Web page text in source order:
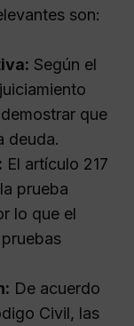
son:
Según el
que
deuda.
El artículo 217
prueba
lo que el
De acuerdo
Civil, las